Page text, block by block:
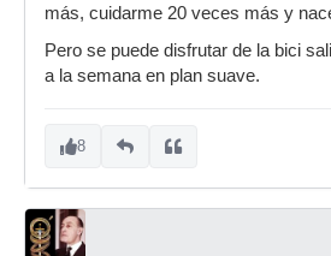
más, cuidarme 20 veces más y
Pero se puede disfrutar de la bici
a la semana en plan suave.
8